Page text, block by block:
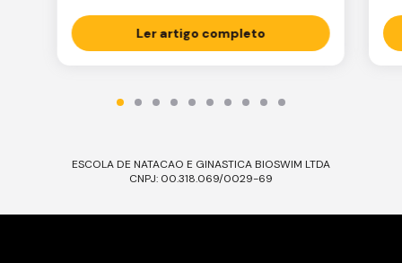
para secar a barriga ou ficar obcecado
com a balança são caminhos que muita
gente percorre, mas que raramente levam
falta de estratégia. A verdade é que o
Ler artigo completo
ESCOLA DE NATACAO E GINASTICA BIOSWIM LTDA
CNPJ: 00.318.069/0029-69